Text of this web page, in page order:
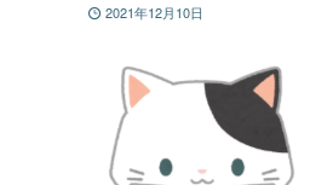
2021年12月10日